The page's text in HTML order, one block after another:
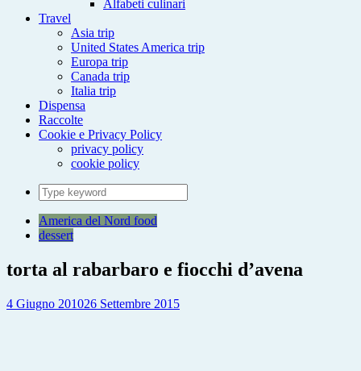
Alfabeti culinari
Travel
Asia trip
United States America trip
Europa trip
Canada trip
Italia trip
Dispensa
Raccolte
Cookie e Privacy Policy
privacy policy
cookie policy
Search
for:
America del Nord food
dessert
torta al rabarbaro e fiocchi d’avena
4 Giugno 201026 Settembre 2015